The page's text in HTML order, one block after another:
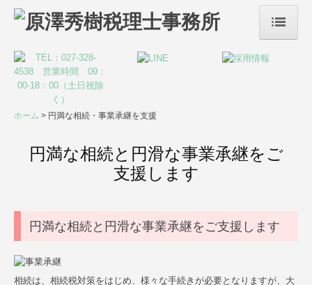
ホーム
事務所案内
サービス案内
税務・会計
リスクマネジメント
創業支援・会社設立
事業承継・M&A
ホーム 円満な相続・事業承継を支援
円満な相続と円滑な事業承継をご
支援します
円満な相続と円滑な事業承継をご支援します
相続は、相続税対策をはじめ、様々な手続きが必要となりますが、大